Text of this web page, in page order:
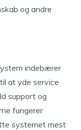
og andre
indebærer
at yde service
support og
fungerer
systemet mest